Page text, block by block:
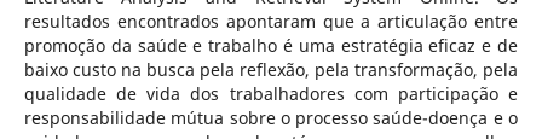
resultados encontrados apontaram que a articulação entre
promoção da saúde e trabalho é uma estratégia eficaz e de
baixo custo na busca pela reflexão, pela transformação, pela
qualidade de vida dos trabalhadores com participação e
responsabilidade mútua sobre o processo saúde-doença e o